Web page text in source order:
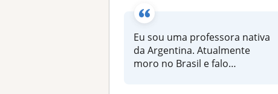
Eu sou uma professora nativa
da Argentina. Atualmente
moro no Brasil e falo